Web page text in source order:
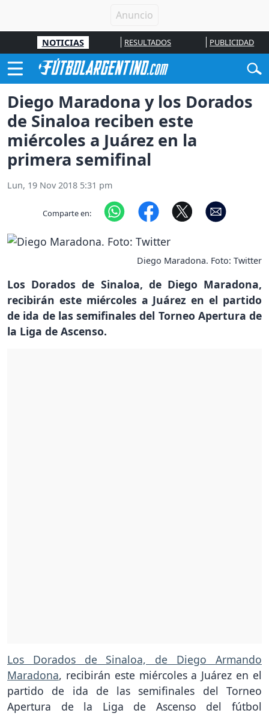
NOTICIAS RESULTADOS PUBLICIDAD
Diego Maradona y los Dorados
de Sinaloa reciben este
miércoles a Juárez en la
primera semifinal
Lun, 19 Nov 2018 5:31 pm
Comparte en:
Diego Maradona. Foto: Twitter
Los Dorados de Sinaloa, de Diego Maradona,
recibirán este miércoles a Juárez en el partido
de ida de las semifinales del Torneo Apertura de
la Liga de Ascenso.
Los Dorados de Sinaloa, de Diego Armando
Maradona, recibirán este miércoles a Juárez en el
partido de ida de las semifinales del Torneo
Apertura de la Liga de Ascenso del fútbol